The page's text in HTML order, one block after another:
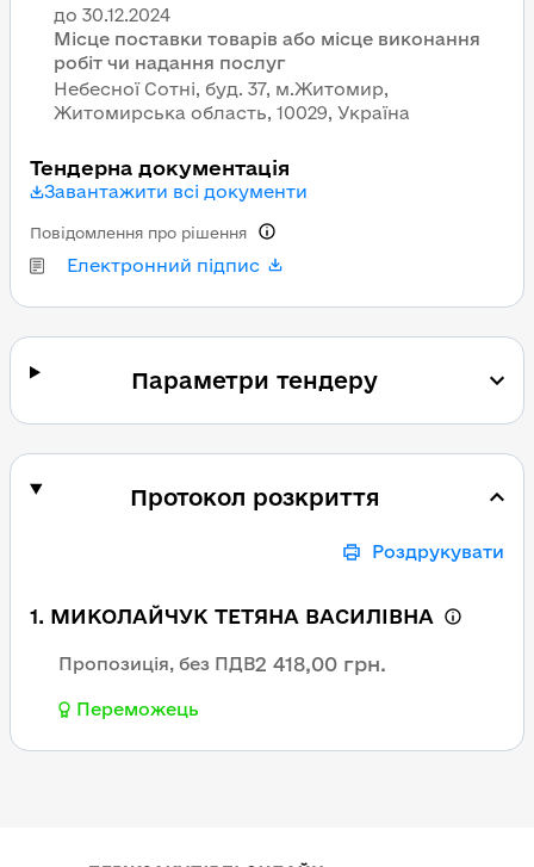
Місце поставки товарів або місце виконання
робіт чи надання послуг
Небесної Сотні, буд. 37, м.Житомир,
Житомирська область, 10029, Україна
Тендерна документація
Завантажити всі документи
Електронний підпис
Повідомлення про рішення
Параметри тендеру
Протокол розкриття
Роздрукувати
1. МИКОЛАЙЧУК ТЕТЯНА ВАСИЛІВНА
Пропозиція, без ПДВ2 418,00 грн.
Переможець